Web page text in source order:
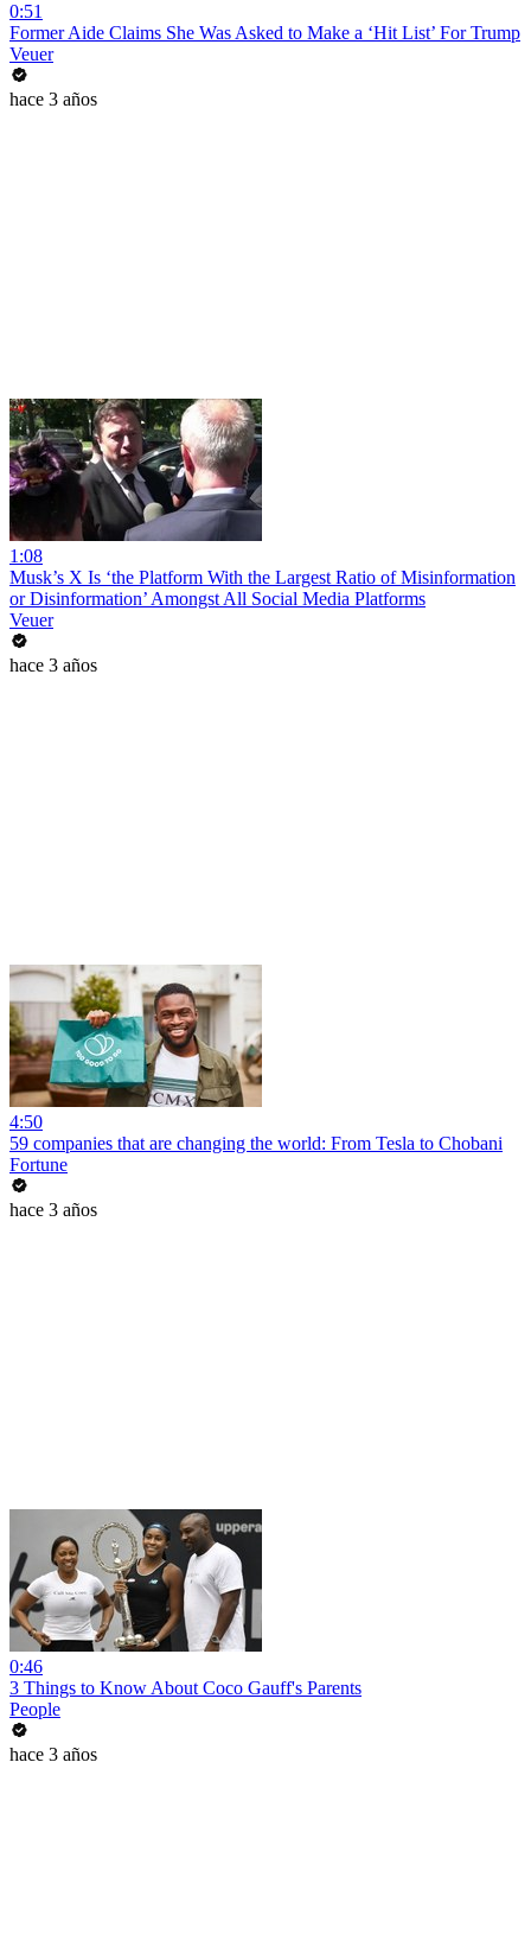
0:51
Former Aide Claims She Was Asked to Make a ‘Hit List’ For Trump
Veuer
hace 3 años
1:08
Musk’s X Is ‘the Platform With the Largest Ratio of Misinformation
or Disinformation’ Amongst All Social Media Platforms
Veuer
hace 3 años
4:50
59 companies that are changing the world: From Tesla to Chobani
Fortune
hace 3 años
0:46
3 Things to Know About Coco Gauff's Parents
People
hace 3 años